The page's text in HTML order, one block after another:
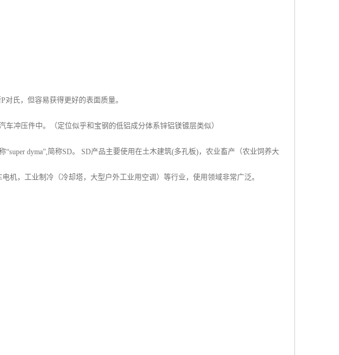
氏，但容易获得更好的表面质量。
冲压件中。（定位似乎和宝钢的低铝成分体系锌铝镁镀层类似）
dyma”,简称SD。 SD产品主要使用在土木建筑(多孔板)，农业畜产（农业饲养大
机，工业制冷（冷却塔，大型户外工业用空调）等行业，使用领域非常广泛。